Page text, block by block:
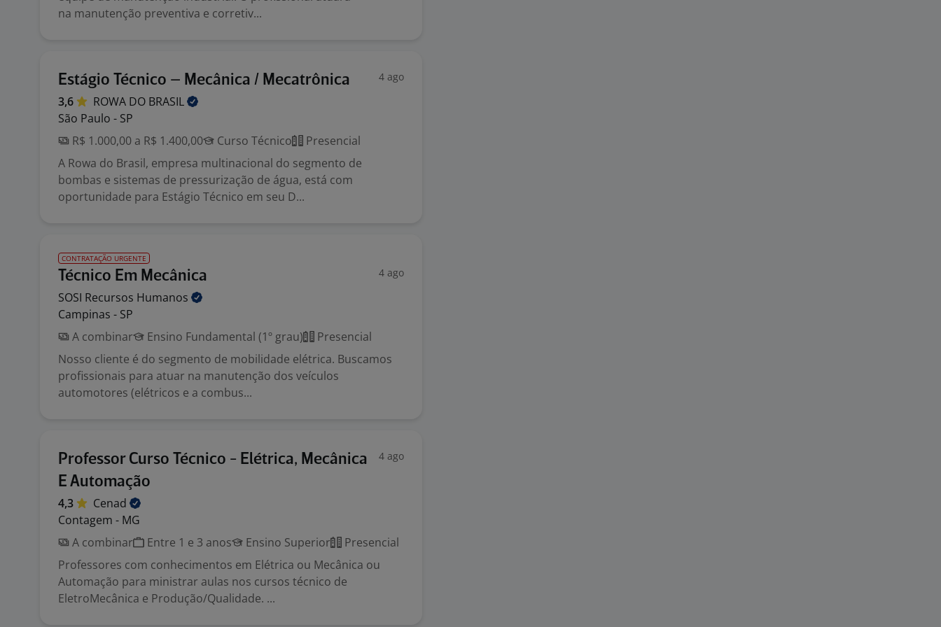
na manutenção preventiva e corretiv...
Estágio Técnico – Mecânica / Mecatrônica 4 ago
3,6 ROWA DO BRASIL
São Paulo - SP
R$ 1.000,00 a R$ 1.400,00
Curso Técnico
Presencial
A Rowa do Brasil, empresa multinacional do segmento de
bombas e sistemas de pressurização de água, está com
oportunidade para Estágio Técnico em seu D...
CONTRATAÇÃO URGENTE
Técnico Em Mecânica 4 ago
SOSI Recursos Humanos
Campinas - SP
A combinar
Ensino Fundamental (1º grau)
Presencial
Nosso cliente é do segmento de mobilidade elétrica. Buscamos
profissionais para atuar na manutenção dos veículos
automotores (elétricos e a combus...
Professor Curso Técnico - Elétrica, Mecânica
E Automação
4 ago
4,3
Cenad
Contagem - MG
A combinar
Entre 1 e 3 anos Ensino Superior
Presencial
Professores com conhecimentos em Elétrica ou Mecânica ou
Automação para ministrar aulas nos cursos técnico de
EletroMecânica e Produção/Qualidade. ...